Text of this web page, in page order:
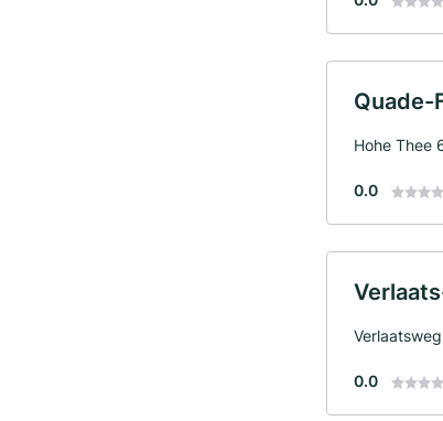
Quade-
Hohe Thee
0.0
0.0